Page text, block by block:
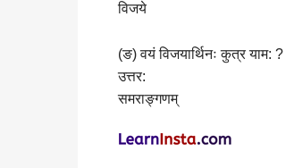
विजये
(ङ) वयं विजयार्थिनः कुत्र याम: ?
उत्तर:
समराङ्गणम्